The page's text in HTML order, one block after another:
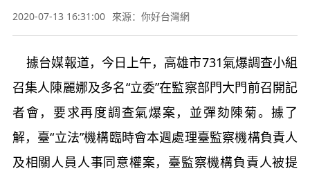
2020-07-13 16:31:00 來源：你好台灣網
據台媒報道，今日上午，高雄市731氣爆調查小組
召集人陳麗娜及多名“立委”在監察部門大門前召開記
者會，要求再度調查氣爆案，並彈劾陳菊。據了
解，臺“立法”機構臨時會本週處理臺監察機構負責人
及相關人員人事同意權案，臺監察機構負責人被提